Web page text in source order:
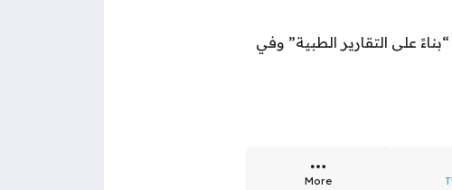
على التقارير الطبية” وفي
More